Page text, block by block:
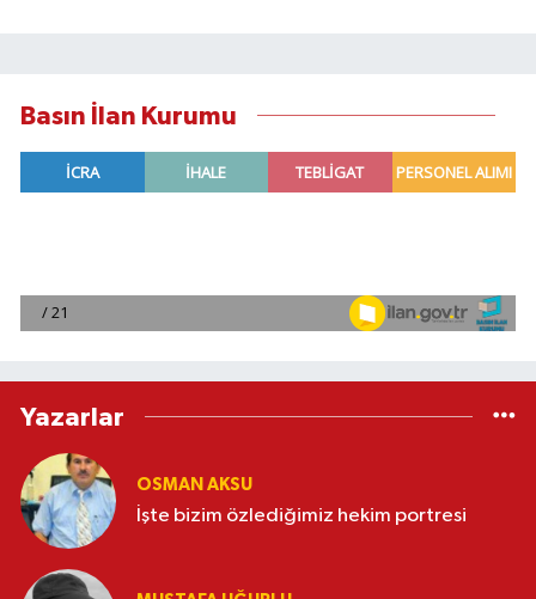
Basın İlan Kurumu
Yazarlar
OSMAN AKSU
İşte bizim özlediğimiz hekim portresi